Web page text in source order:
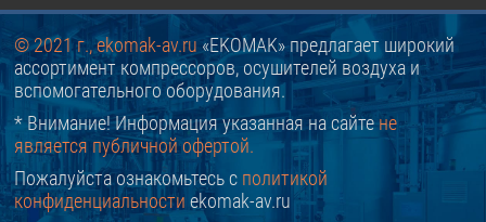
© 2021 г., ekomak-av.ru «EKOMAK» предлагает широкий
ассортимент компрессоров, осушителей воздуха и
вспомогательного оборудования.
* Внимание! Информация указанная на сайтене
является публичной офертой.
Пожалуйста ознакомьтесь с политикой
конфиденциальности ekomak-av.ru